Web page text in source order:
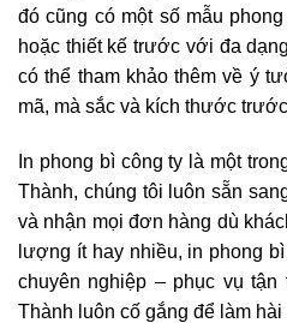
đó cũng có một số mẫu
hoặc thiết kế trước với đa
có thể tham khảo thêm về ý
mã, mà sắc và kích thước
In phong bì công ty là một
Thành, chúng tôi luôn sẵn
và nhận mọi đơn hàng dù
lượng ít hay nhiều, in phong
chuyên nghiệp – phục vụ
Thành luôn cố gắng để làm